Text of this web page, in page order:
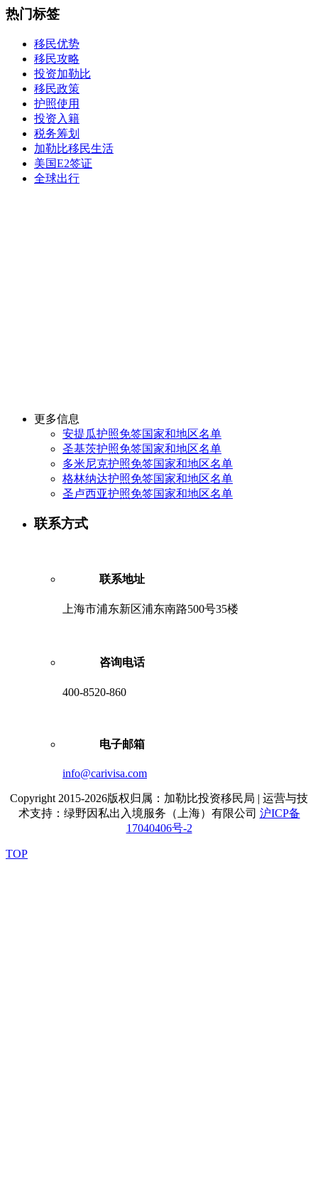
热门标签
移民优势
移民攻略
投资加勒比
移民政策
护照使用
投资入籍
税务筹划
加勒比移民生活
美国E2签证
全球出行
更多信息
安提瓜护照免签国家和地区名单
圣基茨护照免签国家和地区名单
多米尼克护照免签国家和地区名单
格林纳达护照免签国家和地区名单
圣卢西亚护照免签国家和地区名单
联系方式
联系地址
上海市浦东新区浦东南路500号35楼
咨询电话
400-8520-860
电子邮箱
info@carivisa.com
Copyright 2015-2026版权归属：加勒比投资移民局 | 运营与技
术支持：绿野因私出入境服务（上海）有限公司 沪ICP备
17040406号-2
TOP